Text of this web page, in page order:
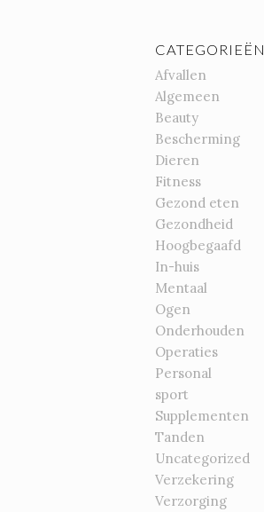
CATEGORIEËN
Afvallen
Algemeen
Beauty
Bescherming
Dieren
Fitness
Gezond eten
Gezondheid
Hoogbegaafd
In-huis
Mentaal
Ogen
Onderhouden
Operaties
Personal
sport
Supplementen
Tanden
Uncategorized
Verzekering
Verzorging